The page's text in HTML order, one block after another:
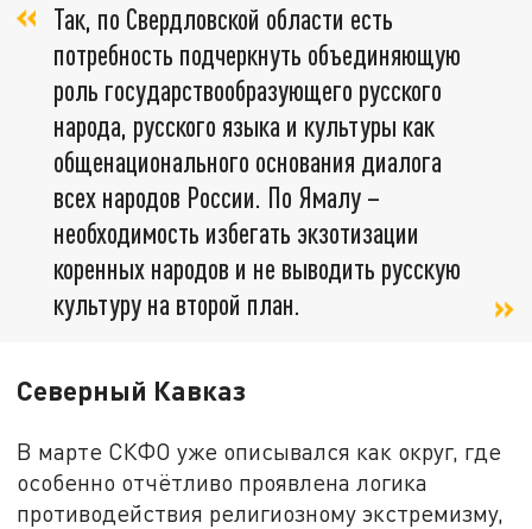
Так, по Свердловской области есть
потребность подчеркнуть объединяющую
роль государствообразующего русского
народа, русского языка и культуры как
общенационального основания диалога
всех народов России. По Ямалу –
необходимость избегать экзотизации
коренных народов и не выводить русскую
культуру на второй план.
Северный Кавказ
В марте СКФО уже описывался как округ, где
особенно отчётливо проявлена логика
противодействия религиозному экстремизму,